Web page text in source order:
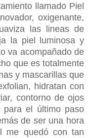
llamado Piel
oxigenante,
las lineas de
la piel luminosa y
va acompañado de
que es totalmente
y mascarillas que
hidratan con
contorno de ojos
para el último paso
de ser una hora
me quedó con tan